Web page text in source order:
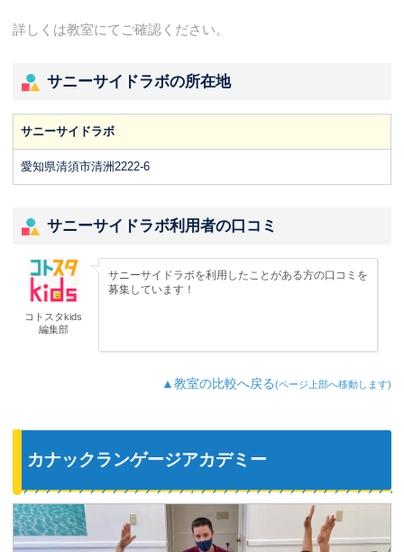
詳しくは教室にてご確認ください。
サニーサイドラボの所在地
サニーサイドラボ
愛知県清須市清洲2222-6
サニーサイドラボ利用者の口コミ
コトスタkids
編集部
サニーサイドラボを利用したことがある方の口コミを
募集しています！
▲教室の比較へ戻る(ページ上部へ移動します)
カナックランゲージアカデミー